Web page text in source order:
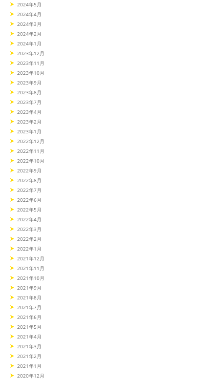
2024年5月
2024年4月
2024年3月
2024年2月
2024年1月
2023年12月
2023年11月
2023年10月
2023年9月
2023年8月
2023年7月
2023年4月
2023年2月
2023年1月
2022年12月
2022年11月
2022年10月
2022年9月
2022年8月
2022年7月
2022年6月
2022年5月
2022年4月
2022年3月
2022年2月
2022年1月
2021年12月
2021年11月
2021年10月
2021年9月
2021年8月
2021年7月
2021年6月
2021年5月
2021年4月
2021年3月
2021年2月
2021年1月
2020年12月